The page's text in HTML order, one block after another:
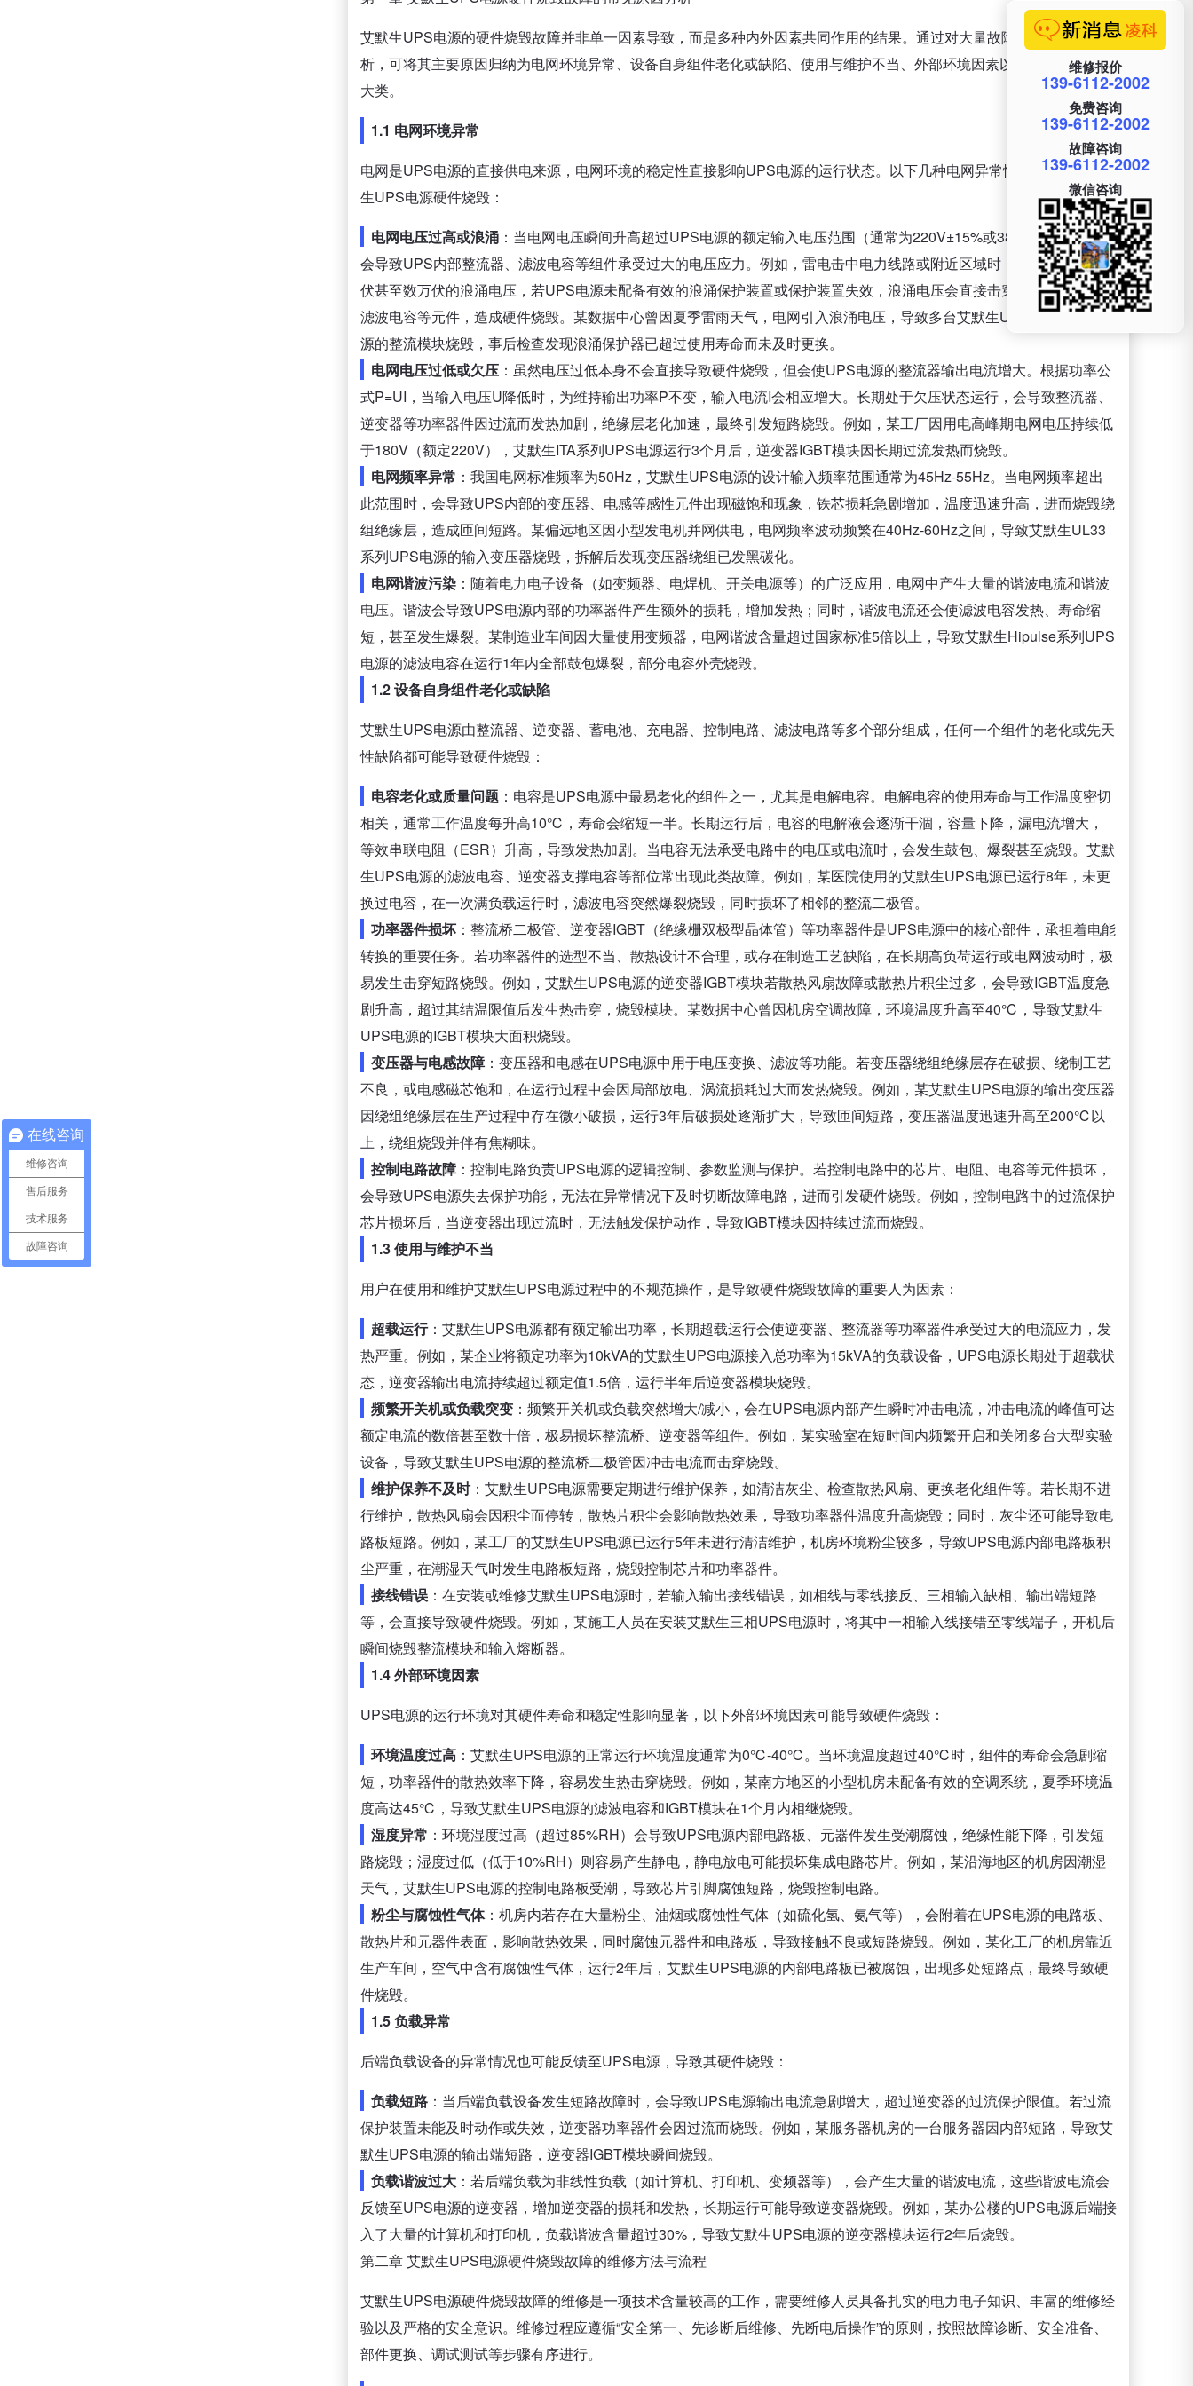
艾默生UPS电源的硬件烧毁故障并非单一因素导致，而是多种内外因素共同作用的结果。通过对大量故障案例的统计与分
析，可将其主要原因归纳为电网环境异常、设备自身组件老化或缺陷、使用与维护不当、外部环境因素以及负载异常等五
大类。
1.1 电网环境异常
电网是UPS电源的直接供电来源，电网环境的稳定性直接影响UPS电源的运行状态。以下几种电网异常情况极易导致艾默
生UPS电源硬件烧毁：
电网电压过高或浪涌 ：当电网电压瞬间升高超过UPS电源的额定输入电压范围（通常为220V±15%或380V±15%）时，
会导致UPS内部整流器、滤波电容等组件承受过大的电压应力。例如，雷电击中电力线路或附近区域时，会产生高达数千
伏甚至数万伏的浪涌电压，若UPS电源未配备有效的浪涌保护装置或保护装置失效，浪涌电压会直接击穿整流桥二极管、
滤波电容等元件，造成硬件烧毁。某数据中心曾因夏季雷雨天气，电网引入浪涌电压，导致多台艾默生UH31系列UPS电
源的整流模块烧毁，事后检查发现浪涌保护器已超过使用寿命而未及时更换。
电网电压过低或欠压 ：虽然电压过低本身不会直接导致硬件烧毁，但会使UPS电源的整流器输出电流增大。根据功率公
式P=UI，当输入电压U降低时，为维持输出功率P不变，输入电流I会相应增大。长期处于欠压状态运行，会导致整流器、
逆变器等功率器件因过流而发热加剧，绝缘层老化加速，最终引发短路烧毁。例如，某工厂因用电高峰期电网电压持续低
于180V（额定220V），艾默生ITA系列UPS电源运行3个月后，逆变器IGBT模块因长期过流发热而烧毁。
电网频率异常 ：我国电网标准频率为50Hz，艾默生UPS电源的设计输入频率范围通常为45Hz-55Hz。当电网频率超出
此范围时，会导致UPS内部的变压器、电感等感性元件出现磁饱和现象，铁芯损耗急剧增加，温度迅速升高，进而烧毁绕
组绝缘层，造成匝间短路。某偏远地区因小型发电机并网供电，电网频率波动频繁在40Hz-60Hz之间，导致艾默生UL33
系列UPS电源的输入变压器烧毁，拆解后发现变压器绕组已发黑碳化。
电网谐波污染 ：随着电力电子设备（如变频器、电焊机、开关电源等）的广泛应用，电网中产生大量的谐波电流和谐波
电压。谐波会导致UPS电源内部的功率器件产生额外的损耗，增加发热；同时，谐波电流还会使滤波电容发热、寿命缩
短，甚至发生爆裂。某制造业车间因大量使用变频器，电网谐波含量超过国家标准5倍以上，导致艾默生Hipulse系列UPS
电源的滤波电容在运行1年内全部鼓包爆裂，部分电容外壳烧毁。
1.2 设备自身组件老化或缺陷
艾默生UPS电源由整流器、逆变器、蓄电池、充电器、控制电路、滤波电路等多个部分组成，任何一个组件的老化或先天
性缺陷都可能导致硬件烧毁：
电容老化或质量问题 ：电容是UPS电源中最易老化的组件之一，尤其是电解电容。电解电容的使用寿命与工作温度密切
相关，通常工作温度每升高10℃，寿命会缩短一半。长期运行后，电容的电解液会逐渐干涸，容量下降，漏电流增大，
等效串联电阻（ESR）升高，导致发热加剧。当电容无法承受电路中的电压或电流时，会发生鼓包、爆裂甚至烧毁。艾默
生UPS电源的滤波电容、逆变器支撑电容等部位常出现此类故障。例如，某医院使用的艾默生UPS电源已运行8年，未更
换过电容，在一次满负载运行时，滤波电容突然爆裂烧毁，同时损坏了相邻的整流二极管。
功率器件损坏 ：整流桥二极管、逆变器IGBT（绝缘栅双极型晶体管）等功率器件是UPS电源中的核心部件，承担着电能
转换的重要任务。若功率器件的选型不当、散热设计不合理，或存在制造工艺缺陷，在长期高负荷运行或电网波动时，极
易发生击穿短路烧毁。例如，艾默生UPS电源的逆变器IGBT模块若散热风扇故障或散热片积尘过多，会导致IGBT温度急
剧升高，超过其结温限值后发生热击穿，烧毁模块。某数据中心曾因机房空调故障，环境温度升高至40℃，导致艾默生
UPS电源的IGBT模块大面积烧毁。
变压器与电感故障：变压器和电感在UPS电源中用于电压变换、滤波等功能。若变压器绕组绝缘层存在破损、绕制工艺
不良，或电感磁芯饱和，在运行过程中会因局部放电、涡流损耗过大而发热烧毁。例如，某艾默生UPS电源的输出变压器
因绕组绝缘层在生产过程中存在微小破损，运行3年后破损处逐渐扩大，导致匝间短路，变压器温度迅速升高至200℃以
上，绕组烧毁并伴有焦糊味。
控制电路故障：控制电路负责UPS电源的逻辑控制、参数监测与保护。若控制电路中的芯片、电阻、电容等元件损坏，
会导致UPS电源失去保护功能，无法在异常情况下及时切断故障电路，进而引发硬件烧毁。例如，控制电路中的过流保护
芯片损坏后，当逆变器出现过流时，无法触发保护动作，导致IGBT模块因持续过流而烧毁。
1.3 使用与维护不当
用户在使用和维护艾默生UPS电源过程中的不规范操作，是导致硬件烧毁故障的重要人为因素：
超载运行：艾默生UPS电源都有额定输出功率，长期超载运行会使逆变器、整流器等功率器件承受过大的电流应力，发
热严重。例如，某企业将额定功率为10kVA的艾默生UPS电源接入总功率为15kVA的负载设备，UPS电源长期处于超载状
态，逆变器输出电流持续超过额定值1.5倍，运行半年后逆变器模块烧毁。
频繁开关机或负载突变 ：频繁开关机或负载突然增大/减小，会在UPS电源内部产生瞬时冲击电流，冲击电流的峰值可达
额定电流的数倍甚至数十倍，极易损坏整流桥、逆变器等组件。例如，某实验室在短时间内频繁开启和关闭多台大型实验
设备，导致艾默生UPS电源的整流桥二极管因冲击电流而击穿烧毁。
维护保养不及时：艾默生UPS电源需要定期进行维护保养，如清洁灰尘、检查散热风扇、更换老化组件等。若长期不进
行维护，散热风扇会因积尘而停转，散热片积尘会影响散热效果，导致功率器件温度升高烧毁；同时，灰尘还可能导致电
路板短路。例如，某工厂的艾默生UPS电源已运行5年未进行清洁维护，机房环境粉尘较多，导致UPS电源内部电路板积
尘严重，在潮湿天气时发生电路板短路，烧毁控制芯片和功率器件。
接线错误 ：在安装或维修艾默生UPS电源时，若输入输出接线错误，如相线与零线接反、三相输入缺相、输出端短路
等，会直接导致硬件烧毁。例如，某施工人员在安装艾默生三相UPS电源时，将其中一相输入线接错至零线端子，开机后
瞬间烧毁整流模块和输入熔断器。
1.4 外部环境因素
UPS电源的运行环境对其硬件寿命和稳定性影响显著，以下外部环境因素可能导致硬件烧毁：
环境温度过高 ：艾默生UPS电源的正常运行环境温度通常为0℃-40℃。当环境温度超过40℃时，组件的寿命会急剧缩
短，功率器件的散热效率下降，容易发生热击穿烧毁。例如，某南方地区的小型机房未配备有效的空调系统，夏季环境温
度高达45℃，导致艾默生UPS电源的滤波电容和IGBT模块在1个月内相继烧毁。
湿度异常 ：环境湿度过高（超过85%RH）会导致UPS电源内部电路板、元器件发生受潮腐蚀，绝缘性能下降，引发短
路烧毁；湿度过低（低于10%RH）则容易产生静电，静电放电可能损坏集成电路芯片。例如，某沿海地区的机房因潮湿
天气，艾默生UPS电源的控制电路板受潮，导致芯片引脚腐蚀短路，烧毁控制电路。
粉尘与腐蚀性气体：机房内若存在大量粉尘、油烟或腐蚀性气体（如硫化氢、氨气等），会附着在UPS电源的电路板、
散热片和元器件表面，影响散热效果，同时腐蚀元器件和电路板，导致接触不良或短路烧毁。例如，某化工厂的机房靠近
生产车间，空气中含有腐蚀性气体，运行2年后，艾默生UPS电源的内部电路板已被腐蚀，出现多处短路点，最终导致硬
件烧毁。
1.5 负载异常
后端负载设备的异常情况也可能反馈至UPS电源，导致其硬件烧毁：
负载短路 ：当后端负载设备发生短路故障时，会导致UPS电源输出电流急剧增大，超过逆变器的过流保护限值。若过流
保护装置未能及时动作或失效，逆变器功率器件会因过流而烧毁。例如，某服务器机房的一台服务器因内部短路，导致艾
默生UPS电源的输出端短路，逆变器IGBT模块瞬间烧毁。
负载谐波过大 ：若后端负载为非线性负载（如计算机、打印机、变频器等），会产生大量的谐波电流，这些谐波电流会
反馈至UPS电源的逆变器，增加逆变器的损耗和发热，长期运行可能导致逆变器烧毁。例如，某办公楼的UPS电源后端接
入了大量的计算机和打印机，负载谐波含量超过30%，导致艾默生UPS电源的逆变器模块运行2年后烧毁。
第二章 艾默生UPS电源硬件烧毁故障的维修方法与流程
艾默生UPS电源硬件烧毁故障的维修是一项技术含量较高的工作，需要维修人员具备扎实的电力电子知识、丰富的维修经
验以及严格的安全意识。维修过程应遵循“安全第一、先诊断后维修、先断电后操作”的原则，按照故障诊断、安全准备、
部件更换、调试测试等步骤有序进行。
维修报价
139-6112-2002
免费咨询
139-6112-2002
故障咨询
139-6112-2002
微信咨询
在线咨询
维修咨询
售后服务
技术服务
故障咨询